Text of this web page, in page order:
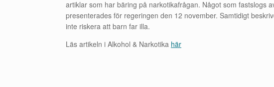
artiklar som har bäring på narkotikafrågan. Något som fastslogs
presenterades för regeringen den 12 november. Samtidigt
inte riskera att barn far illa.
Läs artikeln i Alkohol & Narkotika här